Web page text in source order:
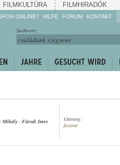
FILMKULTÚRA FILMHIRADÓK
ONLINE? HILFE
Machen Sie mit!
Reden Sie mit!
weiter!
FORUM KONTAKT
Suchwort:
Mihály - Füredi Imre
Gattung:
foxtrot